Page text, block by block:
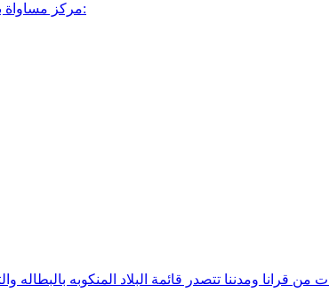
مركز مساواة بالتعاون مع اللجنة القطرية لرؤساء السلطات المحلية العربية ولجنة متابعة التعليم: